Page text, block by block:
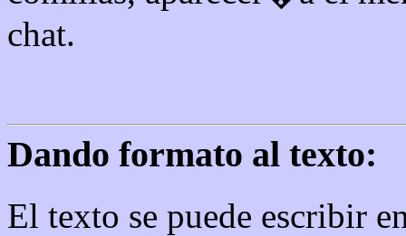
chat.
Dando formato al texto:
El texto se puede escribir